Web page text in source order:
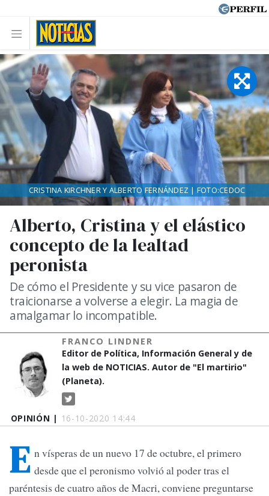
OPINIÓN | 16-10-2020 14:44
Alberto, Cristina y el elástico
concepto de la lealtad
peronista
De cómo el Presidente y su vice pasaron de
traicionarse a volverse a elegir. La magia de
amalgamar lo incompatible.
FRANCO LINDNER
Editor de Política, Información General y de
la web de NOTICIAS. Autor de "El martirio"
(Planeta).
CRISTINA KIRCHNER Y ALBERTO FERNÁNDEZ | FOTO:CEDOC
E n vísperas de un nuevo 17 de octubre, el primero
desde que el peronismo volvió al poder tras el
paréntesis de cuatro años de Macri, conviene preguntarse